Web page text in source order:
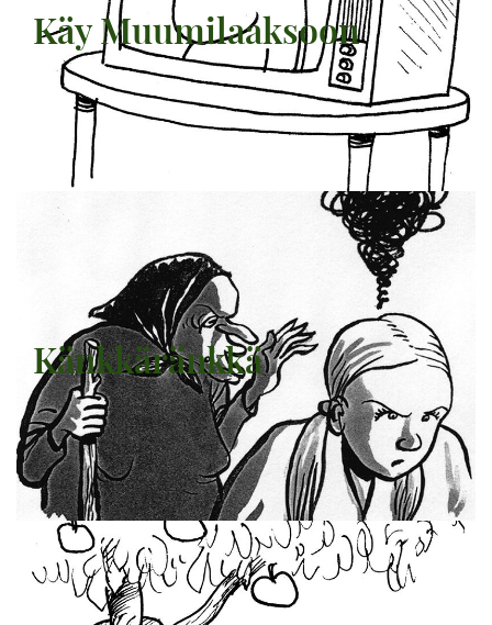
Käy Muumilaaksoon
Känkkäränkkä